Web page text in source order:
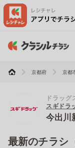
京都府 京都
ドラッグ
スギドラ
今出川
最新のチラシ